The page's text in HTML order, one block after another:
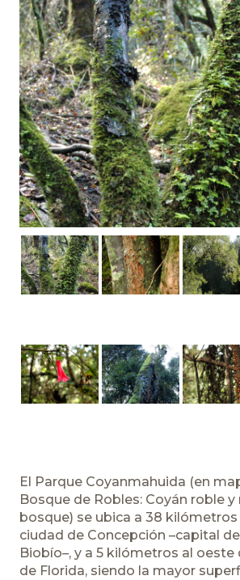
El Parque Coyanmahuida (en
Bosque de Robles: Coyán roble
bosque) se ubica a 38
ciudad de Concepción –capital
Biobío–, y a 5 kilómetros al oeste
de Florida, siendo la mayor